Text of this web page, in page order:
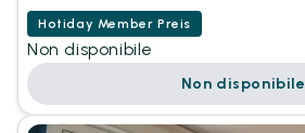
Hotiday Member Preis
Non disponibile
Non disponibile